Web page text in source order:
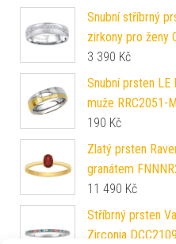
Snubní stříbrný
zirkony pro ženy
3 390 Kč
Snubní prsten
muže RRC2051-M
190 Kč
Zlatý prsten
granátem
11 490 Kč
Stříbrný prsten
Zirconia